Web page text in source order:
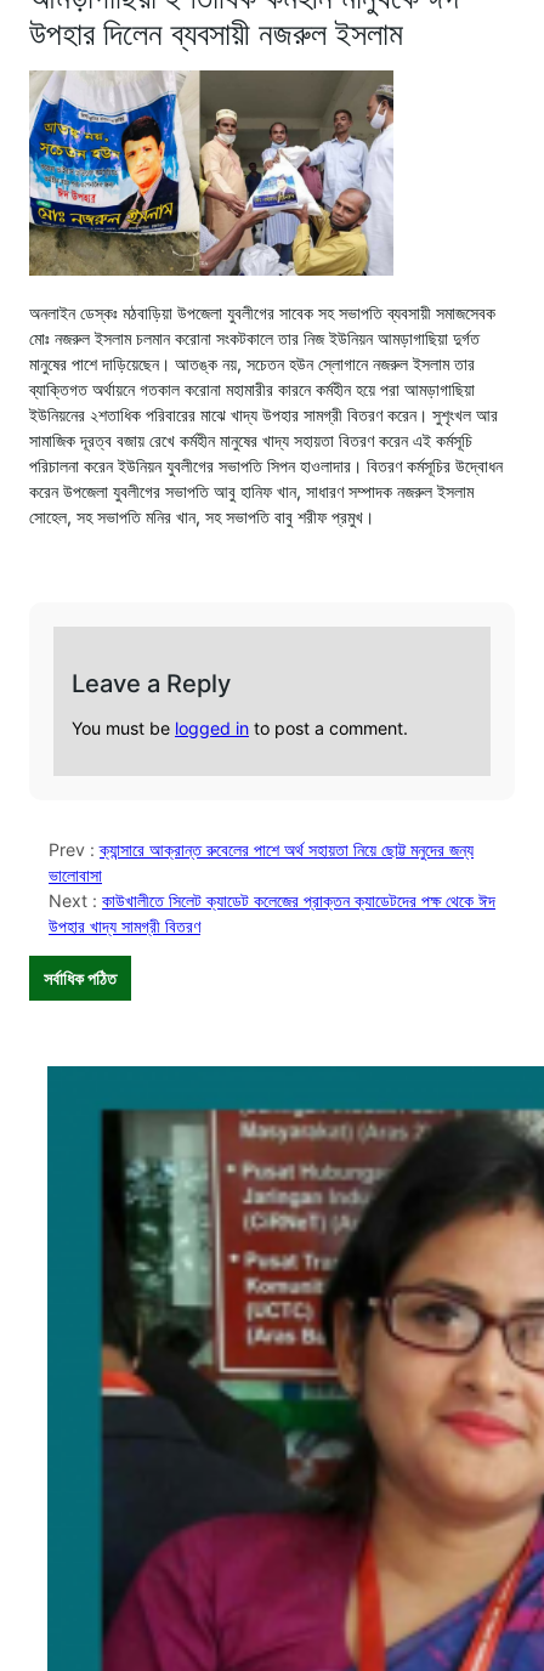
উপহার দিলেন ব্যবসায়ী নজরুল ইসলাম
অনলাইন ডেস্কঃ মঠবাড়িয়া উপজেলা যুবলীগের সাবেক সহ সভাপতি ব্যবসায়ী সমাজসেবক
মোঃ নজরুল ইসলাম চলমান করোনা সংকটকালে তার নিজ ইউনিয়ন আমড়াগাছিয়া দুর্গত
মানুষের পাশে দাড়িয়েছেন। আতঙ্ক নয়, সচেতন হউন স্লোগানে নজরুল ইসলাম তার
ব্যাক্তিগত অর্থায়নে গতকাল করোনা মহামারীর কারনে কর্মহীন হয়ে পরা আমড়াগাছিয়া
ইউনিয়নের ২শতাধিক পরিবারের মাঝে খাদ্য উপহার সামগ্রী বিতরণ করেন। সুশৃংখল আর
সামাজিক দূরত্ব বজায় রেখে কর্মহীন মানুষের খাদ্য সহায়তা বিতরণ করেন এই কর্মসূচি
পরিচালনা করেন ইউনিয়ন যুবলীগের সভাপতি সিপন হাওলাদার। বিতরণ কর্মসূচির উদ্বোধন
করেন উপজেলা যুবলীগের সভাপতি আবু হানিফ খান, সাধারণ সম্পাদক নজরুল ইসলাম
সোহেল, সহ সভাপতি মনির খান, সহ সভাপতি বাবু শরীফ প্রমুখ।
Leave a Reply
You must be logged in to post a comment.
Prev :ক্যান্সারে আক্রান্ত রুবেলের পাশে অর্থ সহায়তা নিয়ে ছোট্ট মনুদের জন্য
ভালোবাসা
Next : কাউখালীতে সিলেট ক্যাডেট কলেজের প্রাক্তন ক্যাডেটদের পক্ষ থেকে ঈদ
উপহার খাদ্য সামগ্রী বিতরণ
সর্বাধিক পঠিত